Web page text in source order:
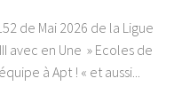
de Mai 2026 de la Ligue
avec en Une » Ecoles de
à Apt ! « et aussi...